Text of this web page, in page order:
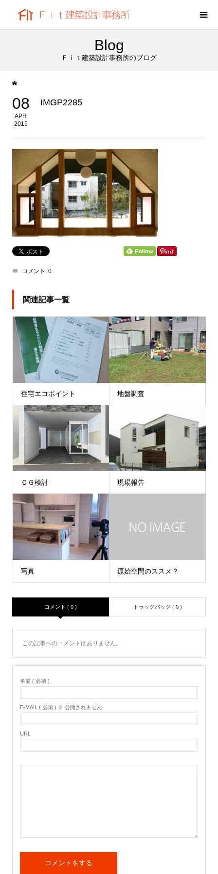
Blog
Ｆｉｔ建築設計事務所のブログ
08
APR
2015
IMGP2285
コメント: 0
関連記事一覧
住宅エコポイント 地盤調査
ＣＧ検討 現場報告
写真 原始空間のススメ？
コメント ( 0 ) トラックバック ( 0 )
この記事へのコメントはありません。
名前 ( 必須 )
E-MAIL ( 必須 ) ※ 公開されません
URL